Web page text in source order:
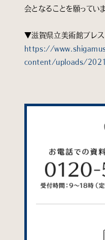
会となることを願っていま
▼滋賀県立美術館プレス
https://
content/uploads/